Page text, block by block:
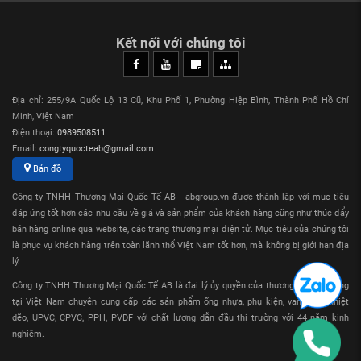
abgroup.vnEmail:info@abgroup.vn
Kết nối với chúng tôi
Địa chỉ: 255/9A Quốc Lộ 13 Cũ, Khu Phố 1, Phường Hiệp Bình, Thành Phố Hồ Chí
Minh, Việt Nam
Điện thoại: 0989508511
Email: congtyquocteab@gmail.com
Bản đồ
Công ty TNHH Thương Mại Quốc Tế AB - abgroup.vn được thành lập với mục tiêu
đáp ứng tốt hơn các nhu cầu về giá và sản phẩm của khách hàng cũng như thúc đẩy
bán hàng online qua website, các trang thương mại điện tử. Mục tiêu của chúng tôi
là phục vụ khách hàng trên toàn lãnh thổ Việt Nam tốt hơn, mà không bị giới hạn địa
lý.
Công ty TNHH Thương Mại Quốc Tế AB là đại lý ủy quyền của thương hiệu Sanking
tại Việt Nam chuyên cung cấp các sản phẩm ống nhựa, phụ kiện, van nhựa nhiệt
dẽo, UPVC, CPVC, PPH, PVDF với chất lượng dẫn đầu thị trường với 44 năm kinh
nghiệm.